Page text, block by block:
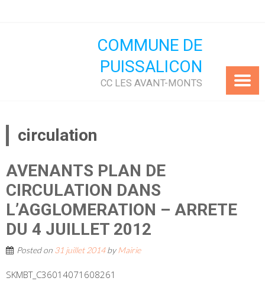
COMMUNE DE
PUISSALICON
CC LES AVANT-MONTS
circulation
AVENANTS PLAN DE
CIRCULATION DANS
L’AGGLOMERATION – ARRETE
DU 4 JUILLET 2012
Posted on 31 juillet 2014byMairie
SKMBT_C36014071608261